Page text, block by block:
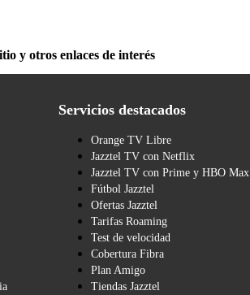
y otros enlaces de interés
Servicios destacados
Orange TV Libre
Jazztel TV con Netflix
Jazztel TV con Prime y HBO Max
Fútbol Jazztel
Ofertas Jazztel
Tarifas Roaming
Test de velocidad
Cobertura Fibra
Plan Amigo
Tiendas Jazztel